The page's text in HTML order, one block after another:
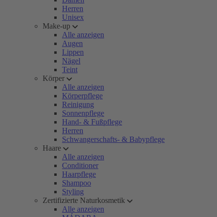
Herren
Unisex
Make-up
Alle anzeigen
Augen
Lippen
Nägel
Teint
Körper
Alle anzeigen
Körperpflege
Reinigung
Sonnenpflege
Hand- & Fußpflege
Herren
Schwangerschafts- & Babypflege
Haare
Alle anzeigen
Conditioner
Haarpflege
Shampoo
Styling
Zertifizierte Naturkosmetik
Alle anzeigen